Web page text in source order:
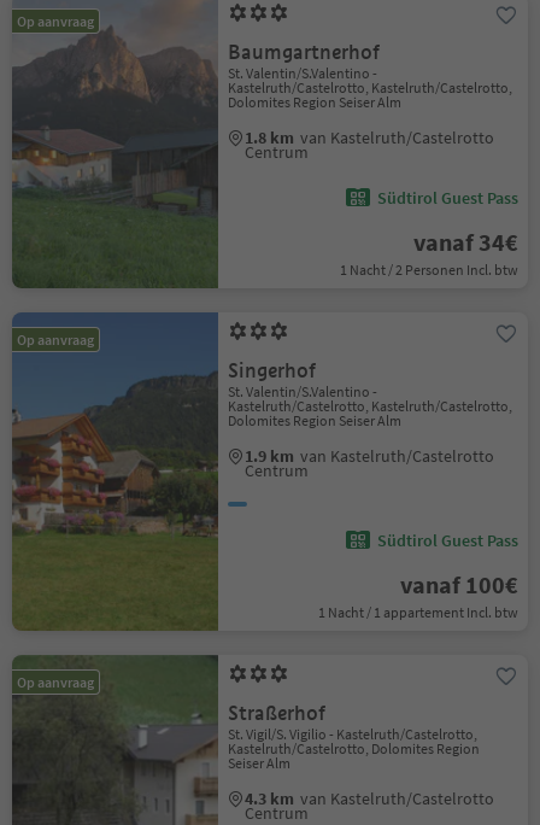
Op aanvraag
Baumgartnerhof
St. Valentin/S.Valentino -
Kastelruth/Castelrotto, Kastelruth/Castelrotto,
Dolomites Region Seiser Alm
1.8 km van Kastelruth/Castelrotto
Centrum
Südtirol Guest Pass
vanaf 34€
1 Nacht / 2 Personen Incl. btw
Op aanvraag
Singerhof
St. Valentin/S.Valentino -
Kastelruth/Castelrotto, Kastelruth/Castelrotto,
Dolomites Region Seiser Alm
1.9 km van Kastelruth/Castelrotto
Centrum
Südtirol Guest Pass
vanaf 100€
1 Nacht / 1 appartement Incl. btw
Op aanvraag
Straßerhof
St. Vigil/S. Vigilio - Kastelruth/Castelrotto,
Kastelruth/Castelrotto, Dolomites Region
Seiser Alm
4.3 km van Kastelruth/Castelrotto
Centrum